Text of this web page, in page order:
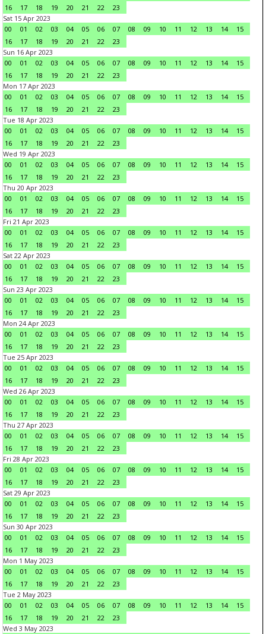
16
17 18 19 20 21 22
23
Sat 15 Apr 2023
00
01 02 03 04 05 06 07 08 09 10 11 12 13 14
15
16
17 18 19 20 21 22
23
Sun 16 Apr 2023
00
01 02 03 04 05 06 07 08 09 10 11 12 13 14
15
16
17 18 19 20 21 22
23
Mon 17 Apr 2023
00
01 02 03 04 05 06 07 08 09 10 11 12 13 14
15
16
17 18 19 20 21 22
23
Tue 18 Apr 2023
00
01 02 03 04 05 06 07 08 09 10 11 12 13 14
15
16
17 18 19 20 21 22
23
Wed 19 Apr 2023
00
01 02 03 04 05 06 07 08 09 10 11 12 13 14
15
16
17 18 19 20 21 22
23
Thu 20 Apr 2023
00
01 02 03 04 05 06 07 08 09 10 11 12 13 14
15
16
17 18 19 20 21 22
23
Fri 21 Apr 2023
00
01 02 03 04 05 06 07 08 09 10 11 12 13 14
15
16
17 18 19 20 21 22
23
Sat 22 Apr 2023
00
01 02 03 04 05 06 07 08 09 10 11 12 13 14
15
16
17 18 19 20 21 22
23
Sun 23 Apr 2023
00
01 02 03 04 05 06 07 08 09 10 11 12 13 14
15
16
17 18 19 20 21 22
23
Mon 24 Apr 2023
00
01 02 03 04 05 06 07 08 09 10 11 12 13 14
15
16
17 18 19 20 21 22
23
Tue 25 Apr 2023
00
01 02 03 04 05 06 07 08 09 10 11 12 13 14
15
16
17 18 19 20 21 22
23
Wed 26 Apr 2023
00
01 02 03 04 05 06 07 08 09 10 11 12 13 14
15
16
17 18 19 20 21 22
23
Thu 27 Apr 2023
00
01 02 03 04 05 06 07 08 09 10 11 12 13 14
15
16
17 18 19 20 21 22
23
Fri 28 Apr 2023
00
01 02 03 04 05 06 07 08 09 10 11 12 13 14
15
16
17 18 19 20 21 22
23
Sat 29 Apr 2023
00
01 02 03 04 05 06 07 08 09 10 11 12 13 14
15
16
17 18 19 20 21 22
23
Sun 30 Apr 2023
00
01 02 03 04 05 06 07 08 09 10 11 12 13 14
15
16
17 18 19 20 21 22
23
Mon 1 May 2023
00
01 02 03 04 05 06 07 08 09 10 11 12 13 14
15
16
17 18 19 20 21 22
23
Tue 2 May 2023
00
01 02 03 04 05 06 07 08 09 10 11 12 13 14
15
16
17 18 19 20 21 22
23
Wed 3 May 2023